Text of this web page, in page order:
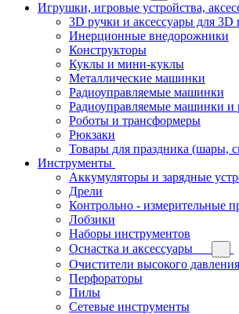
Игрушки, игровые устройства,
3D ручки и аксессуары для 3D
Инерционные внедорожники
Конструкторы
Куклы и мини-куклы
Металлические машинки
Радиоуправляемые машинки
Радиоуправляемые машинки и
Роботы и трансформеры
Рюкзаки
Товары для праздника (шары,
Инструменты
Аккумуляторы и зарядные
Дрели
Контрольно - измерительные
Лобзики
Наборы инструментов
Оснастка и аксессуары
Очистители высокого давления
Перфораторы
Пилы
Сетевые инструменты